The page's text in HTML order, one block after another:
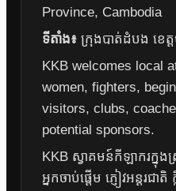
Province, Cambodia
ទីតាំង៖ ក្រុងបាត់ដំបង ខេត្
KKB welcomes local
women, fighters,
visitors, clubs,
potential sponsors.
KKB ស្វាគមន៍កីឡាករក្នុង
អ្នកចាប់ផ្តើម ភ្ញៀវអន្តរជា